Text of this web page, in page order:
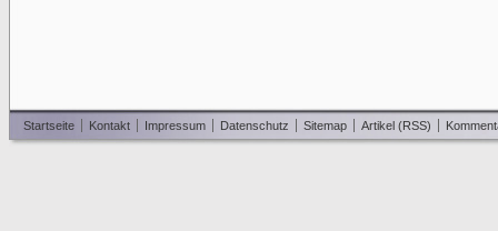
Startseite Kontakt Impressum Datenschutz Sitemap Artikel (RSS)